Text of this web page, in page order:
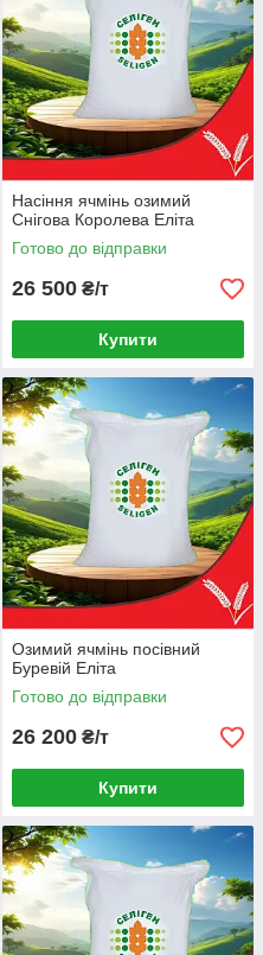
Насіння ячмінь озимий
Снігова Королева Еліта
Готово до відправки
26 500 ₴/т
Купити
Озимий ячмінь посівний
Буревій Еліта
Готово до відправки
26 200 ₴/т
Купити